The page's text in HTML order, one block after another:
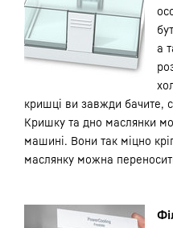
а
кришці ви завжди бачите,
Кришку та дно маслянки
машині. Вони так міцно
маслянку можна